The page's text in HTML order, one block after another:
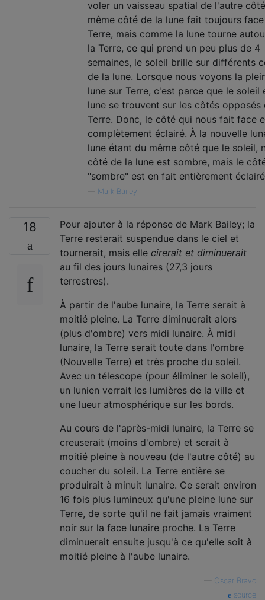
voler un vaisseau spatial de l'autre
même côté de la lune fait toujours
Terre, mais comme la lune tourne
la Terre, ce qui prend un peu plus de 4
semaines, le soleil brille sur différents
de la lune. Lorsque nous voyons la
lune sur Terre, c'est parce que le soleil
lune se trouvent sur les côtés opposés
Terre. Donc, le côté qui nous fait face
complètement éclairé. À la nouvelle
lune étant du même côté que le soleil,
côté de la lune est sombre, mais le
"sombre" est en fait entièrement
Mark Bailey
18
Pour ajouter à la réponse de Mark Bailey; la
Terre resterait suspendue dans le ciel et
tournerait, mais elle cirerait et diminuerait
au fil des jours lunaires (27,3 jours
terrestres).
À partir de l'aube lunaire, la Terre serait à
moitié pleine. La Terre diminuerait alors
(plus d'ombre) vers midi lunaire. À midi
lunaire, la Terre serait toute dans l'ombre
(Nouvelle Terre) et très proche du soleil.
Avec un télescope (pour éliminer le soleil),
un lunien verrait les lumières de la ville et
une lueur atmosphérique sur les bords.
Au cours de l'après-midi lunaire, la Terre se
creuserait (moins d'ombre) et serait à
moitié pleine à nouveau (de l'autre côté) au
coucher du soleil. La Terre entière se
produirait à minuit lunaire. Ce serait environ
16 fois plus lumineux qu'une pleine lune sur
Terre, de sorte qu'il ne fait jamais vraiment
noir sur la face lunaire proche. La Terre
diminuerait ensuite jusqu'à ce qu'elle soit à
moitié pleine à l'aube lunaire.
Oscar Bravo
source